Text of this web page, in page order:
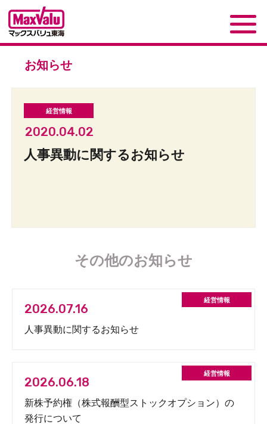
お知らせ
2020.04.02
人事異動に関するお知らせ
その他のお知らせ
2026.07.16
人事異動に関するお知らせ
2026.06.18
新株予約権（株式報酬型ストックオプション）の
発行について